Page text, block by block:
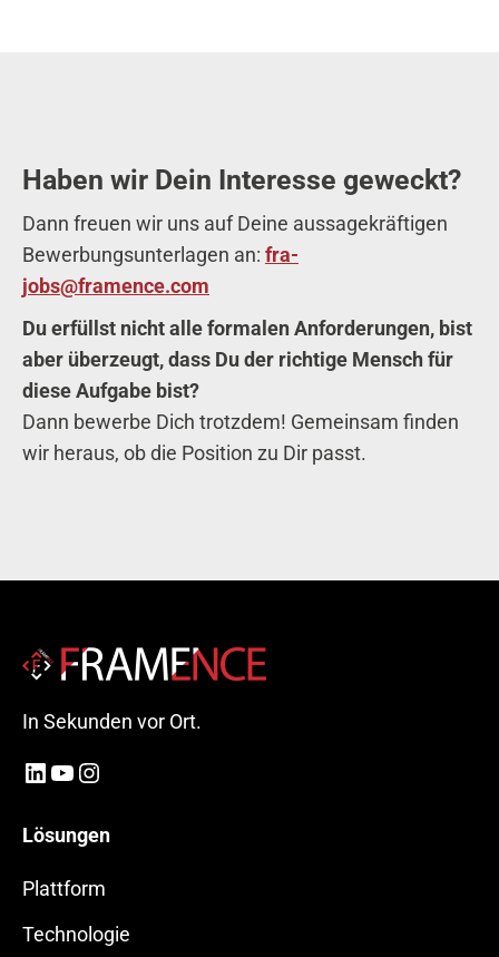
Haben wir Dein Interesse geweckt?
Dann freuen wir uns auf Deine aussagekräftigen
Bewerbungsunterlagen an: fra-
jobs@framence.com
Du erfüllst nicht alle formalen Anforderungen, bist
aber überzeugt, dass Du der richtige Mensch für
diese Aufgabe bist?
Dann bewerbe Dich trotzdem! Gemeinsam finden
wir heraus, ob die Position zu Dir passt.
In Sekunden vor Ort.
LinkedIn YouTube Instagram
Lösungen
Plattform
Technologie